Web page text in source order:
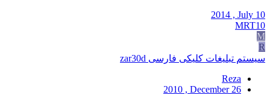
2014 , July 10
MRT10
M
R
سیستم تبلیغات کلیکی فارسی zar30d
Reza
2010 , December 26